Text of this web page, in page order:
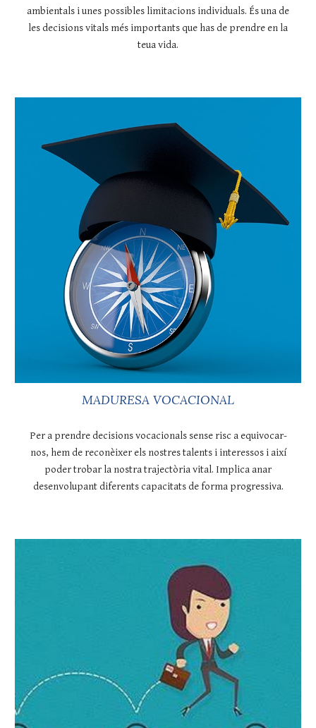
ambientals i unes possibles limitacions individuals. És una de
les decisions vitals més importants que has de prendre en la
teua vida.
MADURESA VOCACIONAL
Per a prendre decisions vocacionals sense risc a equivocar-
nos, hem de reconèixer els nostres talents i interessos i així
poder trobar la nostra trajectòria vital. Implica anar
desenvolupant diferents capacitats de forma progressiva.